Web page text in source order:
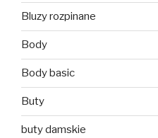
Bluzy rozpinane
Body
Body basic
Buty
buty damskie